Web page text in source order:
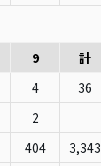
9
計
4
36
2
404
3,343